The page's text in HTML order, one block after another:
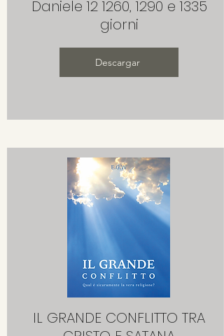
Daniele 12 1260, 1290 e 1335
giorni
Descargar
IL GRANDE CONFLITTO TRA